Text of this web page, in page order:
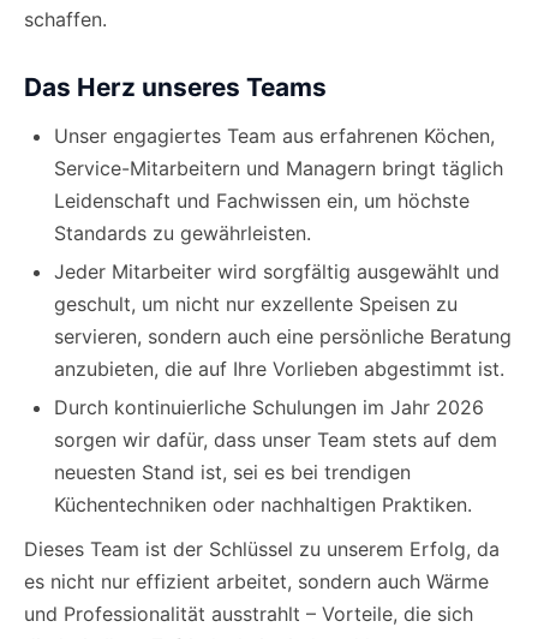
schaffen.
Das Herz unseres Teams
Unser engagiertes Team aus erfahrenen Köchen,
Service-Mitarbeitern und Managern bringt täglich
Leidenschaft und Fachwissen ein, um höchste
Standards zu gewährleisten.
Jeder Mitarbeiter wird sorgfältig ausgewählt und
geschult, um nicht nur exzellente Speisen zu
servieren, sondern auch eine persönliche Beratung
anzubieten, die auf Ihre Vorlieben abgestimmt ist.
Durch kontinuierliche Schulungen im Jahr 2026
sorgen wir dafür, dass unser Team stets auf dem
neuesten Stand ist, sei es bei trendigen
Küchentechniken oder nachhaltigen Praktiken.
Dieses Team ist der Schlüssel zu unserem Erfolg, da
es nicht nur effizient arbeitet, sondern auch Wärme
und Professionalität ausstrahlt – Vorteile, die sich